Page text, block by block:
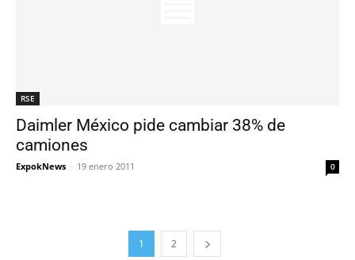
RSE
Daimler México pide cambiar 38% de
camiones
ExpokNews - 19 enero 2011 0
1 2